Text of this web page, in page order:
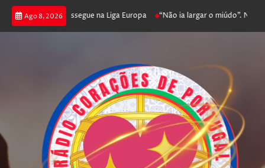
Ago 8, 2026
poker e prossegue na Liga Europa “Não ia largar o miúdo”.